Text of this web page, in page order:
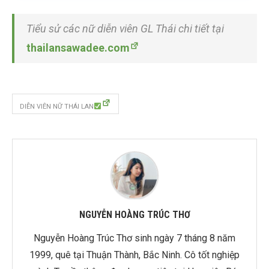
Tiểu sử các nữ diễn viên GL Thái chi tiết tại
thailansawadee.com
DIỄN VIÊN NỮ THÁI LAN
NGUYỄN HOÀNG TRÚC THƠ
Nguyễn Hoàng Trúc Thơ sinh ngày 7 tháng 8 năm
1999, quê tại Thuận Thành, Bắc Ninh. Cô tốt nghiệp